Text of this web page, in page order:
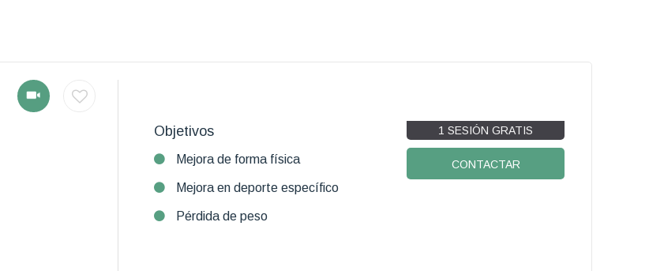
Objetivos
Mejora de forma física
Mejora en deporte específico
Pérdida de peso
1 SESIÓN GRATIS
CONTACTAR